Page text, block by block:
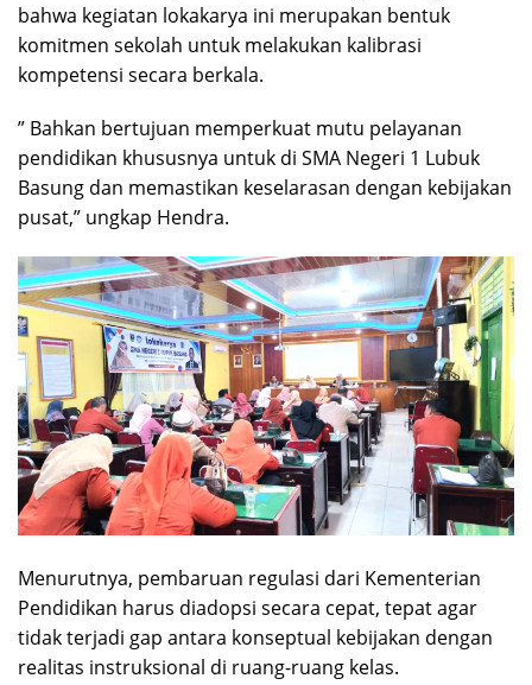
bahwa kegiatan lokakarya ini merupakan bentuk
komitmen sekolah untuk melakukan kalibrasi
kompetensi secara berkala.
” Bahkan bertujuan memperkuat mutu pelayanan
pendidikan khususnya untuk di SMA Negeri 1 Lubuk
Basung dan memastikan keselarasan dengan kebijakan
pusat,” ungkap Hendra.
Menurutnya, pembaruan regulasi dari Kementerian
Pendidikan harus diadopsi secara cepat, tepat agar
tidak terjadi gap antara konseptual kebijakan dengan
realitas instruksional di ruang-ruang kelas.